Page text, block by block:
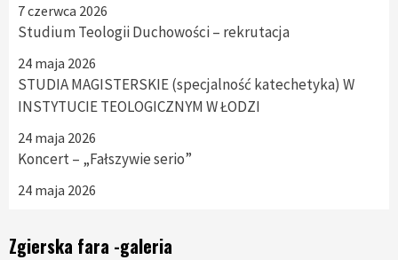
7 czerwca 2026
Studium Teologii Duchowości – rekrutacja
24 maja 2026
STUDIA MAGISTERSKIE (specjalność katechetyka) W
INSTYTUCIE TEOLOGICZNYM W ŁODZI
24 maja 2026
Koncert – „Fałszywie serio”
24 maja 2026
Zgierska fara -galeria